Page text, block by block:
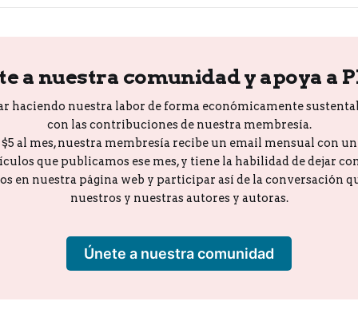
a nuestra comunidad y apoya a
haciendo nuestra labor de forma económicamente
con las contribuciones de nuestra membresía.
al mes, nuestra membresía recibe un email mensual con
que publicamos ese mes, y tiene la habilidad de dejar
en nuestra página web y participar así de la conversación
nuestros y nuestras autores y autoras.
Únete a nuestra comunidad